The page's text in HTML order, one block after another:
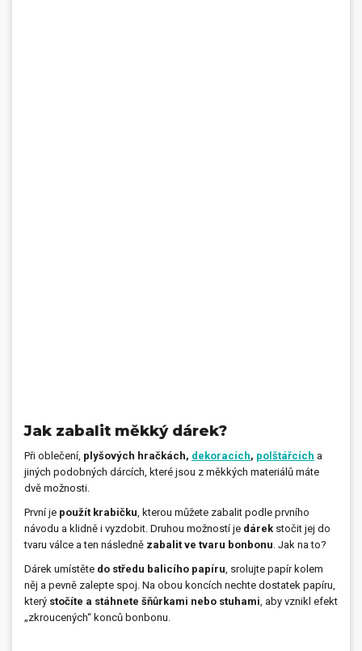
Jak zabalit měkký dárek?
Při oblečení, plyšových hračkách, dekoracích, polštářcích a
jiných podobných dárcích, které jsou z měkkých materiálů máte
dvě možnosti.
První je použít krabičku , kterou můžete zabalit podle prvního
návodu a klidně i vyzdobit. Druhou možností je dárek stočit jej do
tvaru válce a ten následně zabalit ve tvaru bonbonu . Jak na to?
Dárek umístěte do středu balicího papíru , srolujte papír kolem
něj a pevně zalepte spoj. Na obou koncích nechte dostatek papíru,
který stočíte a stáhnete šňůrkami nebo stuhami , aby vznikl efekt
„zkroucených“ konců bonbonu.